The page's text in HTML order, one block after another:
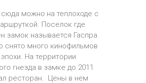
можно на теплоходе с
Поселок где
замок называется Гаспра.
снято много кинофильмов
На территории
гнезда в замке до 2011
ресторан. Цены в нем